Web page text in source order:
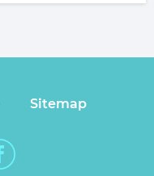
Sitemap